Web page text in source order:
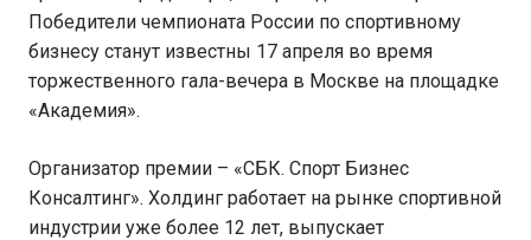
Победители чемпионата России по спортивному
бизнесу станут известны 17 апреля во время
торжественного гала-вечера в Москве на площадке
«Академия».
Организатор премии – «СБК. Спорт Бизнес
Консалтинг». Холдинг работает на рынке спортивной
индустрии уже более 12 лет, выпускает